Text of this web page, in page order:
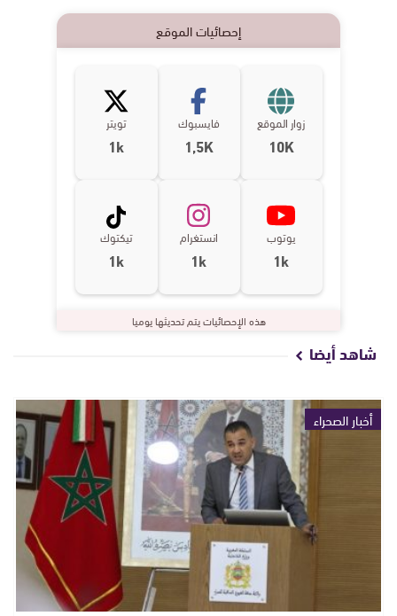
إحصائيات الموقع
زوار الموقع
10K
فايسبوك
1,5K
تويتر
1k
يوتوب
1k
انستغرام
1k
تيكتوك
1k
هذه الإحصائيات يتم تحديثها يوميا
شاهد أيضا
أخبار الصحراء